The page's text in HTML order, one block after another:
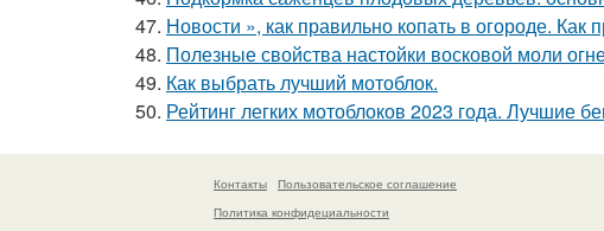
47. Новости », как правильно копать в огороде. Как
48. Полезные свойства настойки восковой моли
49. Как выбрать лучший мотоблок.
50. Рейтинг легких мотоблоков 2023 года. Лучшие
Контакты
Пользовательское соглашение
Политика конфидециальности